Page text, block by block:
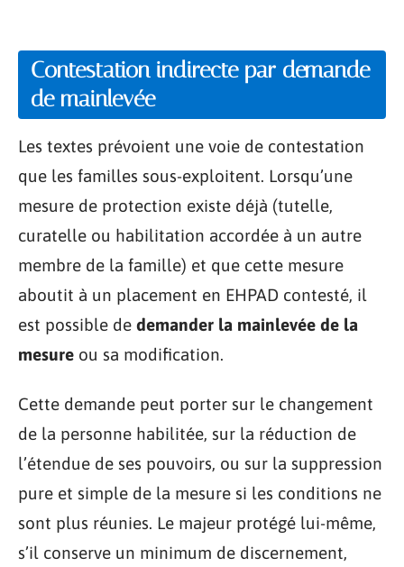
Contestation indirecte par demande
de mainlevée
Les textes prévoient une voie de contestation
que les familles sous-exploitent. Lorsqu’une
mesure de protection existe déjà (tutelle,
curatelle ou habilitation accordée à un autre
membre de la famille) et que cette mesure
aboutit à un placement en EHPAD contesté, il
est possible de demander la mainlevée de la
mesure ou sa modification.
Cette demande peut porter sur le changement
de la personne habilitée, sur la réduction de
l’étendue de ses pouvoirs, ou sur la suppression
pure et simple de la mesure si les conditions ne
sont plus réunies. Le majeur protégé lui-même,
s’il conserve un minimum de discernement,